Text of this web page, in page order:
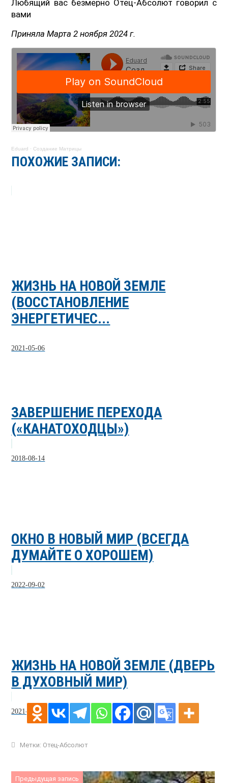
Любящий вас безмерно Отец-Абсолют говорил с
вами
Приняла Марта 2 ноября 2024 г.
Eduard · Создание Матрицы
ПОХОЖИЕ ЗАПИСИ:
ЖИЗНЬ НА НОВОЙ ЗЕМЛЕ
(ВОССТАНОВЛЕНИЕ
ЭНЕРГЕТИЧЕС...
2021-05-06
ЗАВЕРШЕНИЕ ПЕРЕХОДА
(«КАНАТОХОДЦЫ»)
2018-08-14
ОКНО В НОВЫЙ МИР (ВСЕГДА
ДУМАЙТЕ О ХОРОШЕМ)
2022-09-02
ЖИЗНЬ НА НОВОЙ ЗЕМЛЕ (ДВЕРЬ
В ДУХОВНЫЙ МИР)
2021-12-05
Метки: Отец-Абсолют
Предыдущая запись